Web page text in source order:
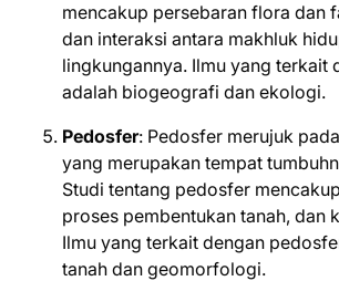
mencakup persebaran flora dan
dan interaksi antara makhluk
lingkungannya. Ilmu yang terkait
adalah biogeografi dan ekologi.
Pedosfer: Pedosfer merujuk
yang merupakan tempat
Studi tentang pedosfer
proses pembentukan tanah, dan
Ilmu yang terkait dengan
tanah dan geomorfologi.